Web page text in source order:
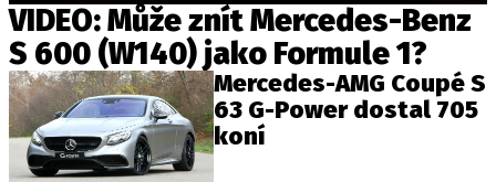
VIDEO: Může znít Mercedes-Benz
S 600 (W140) jako Formule 1?
Mercedes-AMG Coupé S
63 G-Power dostal 705
koní